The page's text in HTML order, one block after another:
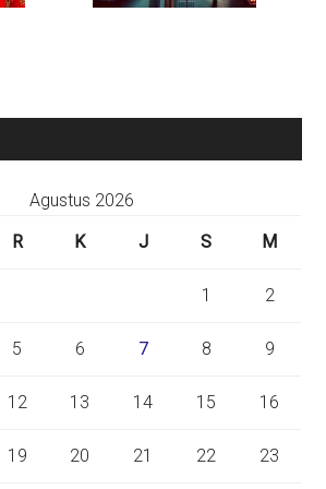
Agustus 2026
R K J S M
1 2
5 6 7 8 9
12 13 14 15 16
19 20 21 22 23